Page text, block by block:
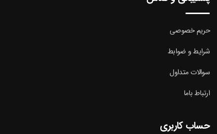
حریم خصوصی
شرایط و ضوابط
سوالات متداول
ارتباط باما
حساب کاربری